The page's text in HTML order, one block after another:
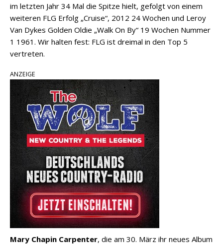
im letzten Jahr 34 Mal die Spitze hielt, gefolgt von einem
weiteren FLG Erfolg „Cruise“, 2012 24 Wochen und Leroy
Van Dykes Golden Oldie „Walk On By“ 19 Wochen Nummer
1 1961. Wir halten fest: FLG ist dreimal in den Top 5
vertreten.
ANZEIGE
Mary Chapin Carpenter, die am 30. März ihr neues Album